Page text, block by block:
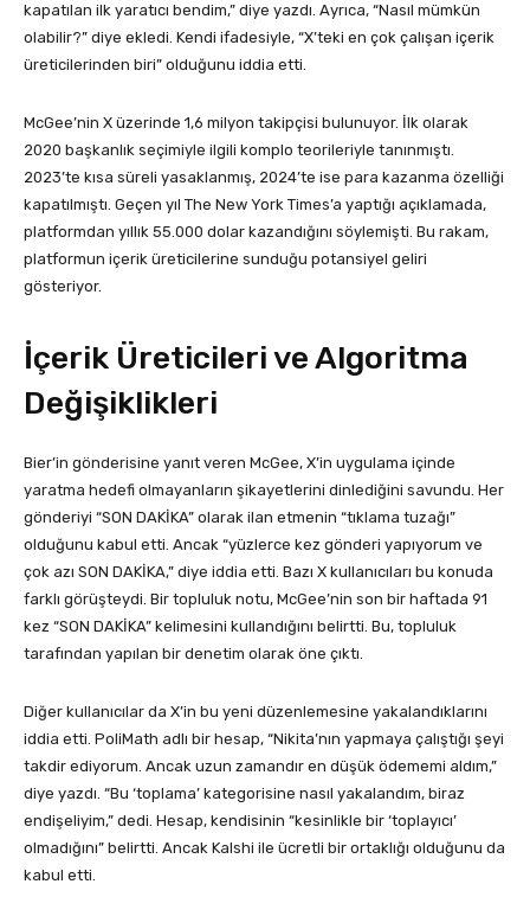
kapatılan ilk yaratıcı bendim,” diye yazdı. Ayrıca, “Nasıl mümkün
olabilir?” diye ekledi. Kendi ifadesiyle, “X’teki en çok çalışan içerik
üreticilerinden biri” olduğunu iddia etti.
McGee’nin X üzerinde 1,6 milyon takipçisi bulunuyor. İlk olarak
2020 başkanlık seçimiyle ilgili komplo teorileriyle tanınmıştı.
2023’te kısa süreli yasaklanmış, 2024’te ise para kazanma özelliği
kapatılmıştı. Geçen yıl The New York Times’a yaptığı açıklamada,
platformdan yıllık 55.000 dolar kazandığını söylemişti. Bu rakam,
platformun içerik üreticilerine sunduğu potansiyel geliri
gösteriyor.
İçerik Üreticileri ve Algoritma
Değişiklikleri
Bier’in gönderisine yanıt veren McGee, X’in uygulama içinde
yaratma hedefi olmayanların şikayetlerini dinlediğini savundu. Her
gönderiyi “SON DAKİKA” olarak ilan etmenin “tıklama tuzağı”
olduğunu kabul etti. Ancak “yüzlerce kez gönderi yapıyorum ve
çok azı SON DAKİKA,” diye iddia etti. Bazı X kullanıcıları bu konuda
farklı görüşteydi. Bir topluluk notu, McGee’nin son bir haftada 91
kez “SON DAKİKA” kelimesini kullandığını belirtti. Bu, topluluk
tarafından yapılan bir denetim olarak öne çıktı.
Diğer kullanıcılar da X’in bu yeni düzenlemesine yakalandıklarını
iddia etti. PoliMath adlı bir hesap, “Nikita’nın yapmaya çalıştığı şeyi
takdir ediyorum. Ancak uzun zamandır en düşük ödememi aldım,”
diye yazdı. “Bu ‘toplama’ kategorisine nasıl yakalandım, biraz
endişeliyim,” dedi. Hesap, kendisinin “kesinlikle bir ‘toplayıcı’
olmadığını” belirtti. Ancak Kalshi ile ücretli bir ortaklığı olduğunu da
kabul etti.